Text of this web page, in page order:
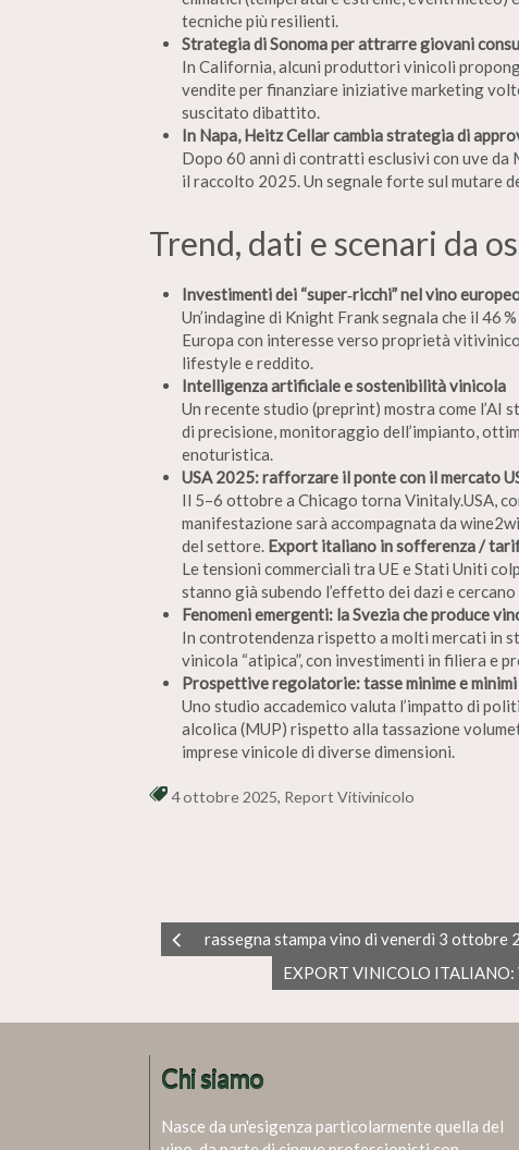
tecniche più resilienti.
Strategia di Sonoma per attrarre giovani
In California, alcuni produttori vinicoli
vendite per finanziare iniziative marketing
suscitato dibattito.
In Napa, Heitz Cellar cambia strategia di
Dopo 60 anni di contratti esclusivi con uve
il raccolto 2025. Un segnale forte sul mutare
Trend, dati e scenari da
Investimenti dei “super‑ricchi” nel vino
Un’indagine di Knight Frank segnala che il
Europa con interesse verso proprietà
lifestyle e reddito.
Intelligenza artificiale e sostenibilità vinicola
Un recente studio (preprint) mostra come l’AI
di precisione, monitoraggio dell’impianto,
enoturistica.
USA 2025: rafforzare il ponte con il mercato
Il 5–6 ottobre a Chicago torna Vinitaly.USA,
manifestazione sarà accompagnata da
del settore. Export italiano in sofferenza /
Le tensioni commerciali tra UE e Stati Uniti
stanno già subendo l’effetto dei dazi e
Fenomeni emergenti: la Svezia che produce
In controtendenza rispetto a molti mercati in
vinicola “atipica”, con investimenti in filiera e
Prospettive regolatorie: tasse minime e
Uno studio accademico valuta l’impatto di
alcolica (MUP) rispetto alla tassazione
imprese vinicole di diverse dimensioni.
4 ottobre 2025, Report Vitivinicolo
rassegna stampa vino di venerdì 3 ottobre
EXPORT VINICOLO ITALIANO:
Chi siamo
Nasce da un'esigenza particolarmente quella del